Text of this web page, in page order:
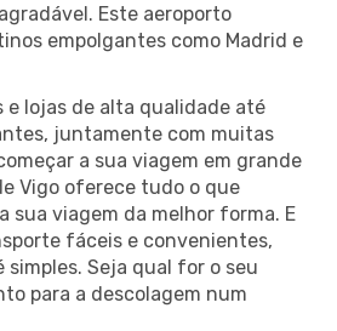
Este aeroporto
empolgantes como Madrid e
e lojas de alta qualidade até
juntamente com muitas
a sua viagem em grande
Vigo oferece tudo o que
sua viagem da melhor forma. E
fáceis e convenientes,
simples. Seja qual for o seu
para a descolagem num